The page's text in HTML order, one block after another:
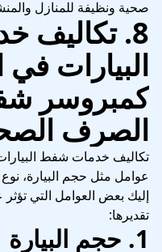
صحية ونظيفة للمنازل
8. تكاليف
البيارات في
كمبروسر
الصرف
تكاليف خدمات شفط
عوامل مثل حجم البيارة،
إليك بعض العوامل التي تؤثر
تقديرها:
1. حجم البيارة